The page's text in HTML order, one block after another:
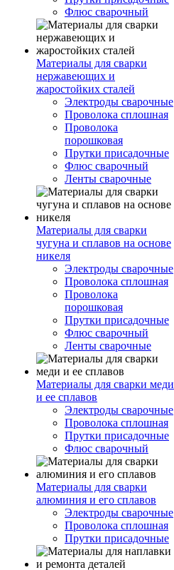
Флюс сварочный
Материалы для сварки
нержавеющих и
жаростойких сталей
Электроды сварочные
Проволока сплошная
Проволока
порошковая
Прутки присадочные
Флюс сварочный
Ленты сварочные
Материалы для сварки
чугуна и сплавов на основе
никеля
Электроды сварочные
Проволока сплошная
Проволока
порошковая
Прутки присадочные
Флюс сварочный
Ленты сварочные
Материалы для сварки меди
и ее сплавов
Электроды сварочные
Проволока сплошная
Прутки присадочные
Флюс сварочный
Материалы для сварки
алюминия и его сплавов
Электроды сварочные
Проволока сплошная
Прутки присадочные